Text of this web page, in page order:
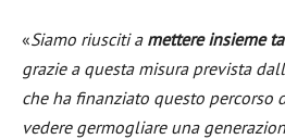
«Siamo riusciti a mettere insieme
grazie a questa misura prevista
che ha finanziato questo percorso
vedere germogliare una